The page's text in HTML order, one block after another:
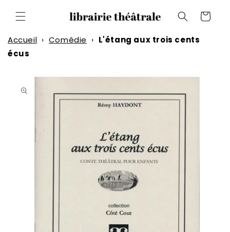
passer
au
Panier
Accueil › Comédie › L'étang aux trois cents
écus
Passer aux
informations
produits